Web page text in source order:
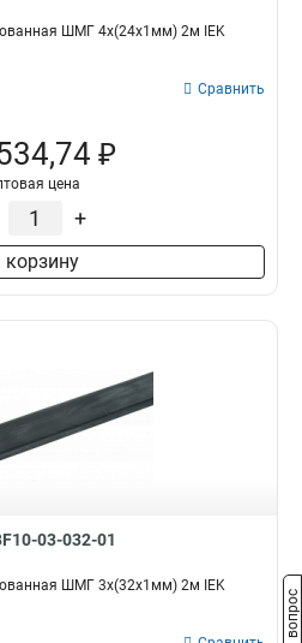
ШМГ 4x(24x1мм) 2м IEK
Сравнить
₽
цена
+
корзину
03-032-01
ШМГ 3x(32x1мм) 2м IEK